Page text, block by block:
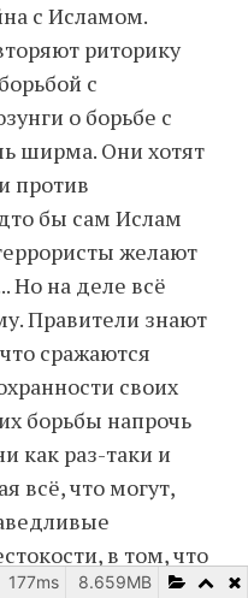
с Исламом.
риторику
с
о борьбе с
ширма. Они хотят
против
бы сам Ислам
желают
Но на деле всё
Правители знают
сражаются
своих
борьбы напрочь
как раз-таки и
всё, что могут,
в том, что
том, что они
8.659MB
177ms